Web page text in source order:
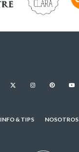
INFO & TIPS NOSOTROS